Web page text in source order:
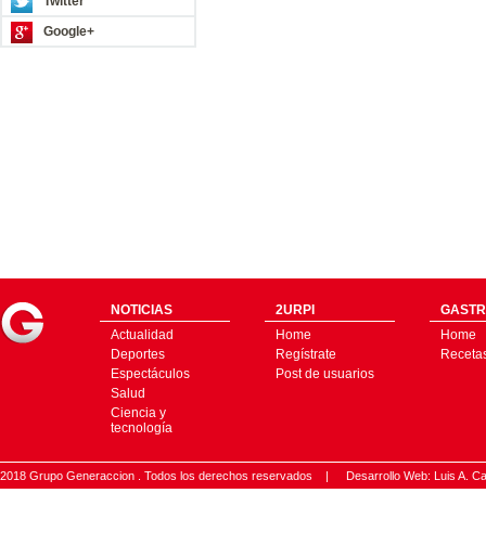
Google+
NOTICIAS
Actualidad
Deportes
Espectáculos
Salud
Ciencia y
tecnología
2URPI
Home
Regístrate
Post de usuarios
Home
2018 Grupo Generaccion . Todos los derechos reservados | Desarrollo Web: Luis